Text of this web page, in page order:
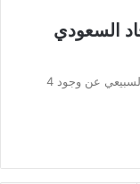
السعودي
محمود مرسي أعلن رئيس اتحاد كرة القدم لؤي السبيعي عن وجود 4